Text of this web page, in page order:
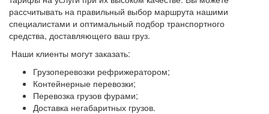
рассчитывать на правильный выбор маршрута нашими
специалистами и оптимальный подбор транспортного
средства, доставляющего ваш груз.
Наши клиенты могут заказать:
Грузоперевозки рефрижератором;
Контейнерные перевозки;
Перевозка грузов фурами;
Доставка негабаритных грузов.